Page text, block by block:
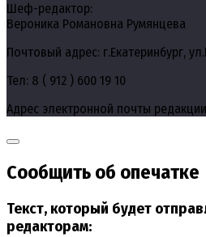
Шеф-редактор:
Вероника Романовна Румянцева
Почтовый адрес: г.Екатеринбург,
Тел: 8 ( 912 ) 600 19 10
Адрес электронной почты
Сообщить об опечатке
Текст, который будет
редакторам: